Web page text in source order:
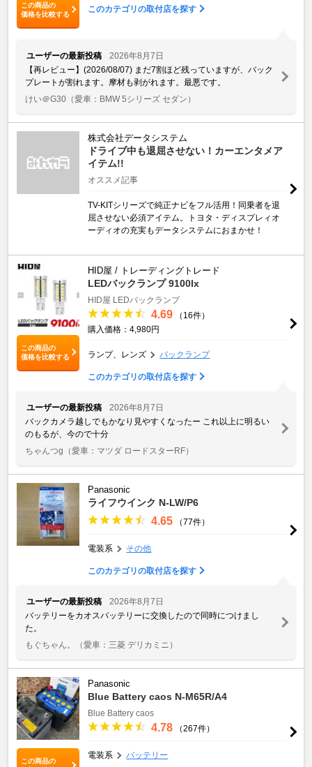
この商品の
価格を比較する
このカテゴリの取付店を探す
ユーザーの最新投稿
2026年8月7日
【再レビュー】(2026/08/07) まだ7割ほど残っていますが、バック
プレートが割れます。摩材も剥がれます。最悪です。
けい＠G30 （愛車：BMW 5シリーズ セダン）
株式会社データシステム
ドライブ中も退屈させない！カーエンタメア
イテム!!
オススメ記事
TV-KITシリーズで純正ナビをフル活用！同乗者を退
屈させない必須アイテム。トヨタ・ディスプレィオ
ーディオの充実もデータシステムにおまかせ！
この商品の
価格を比較する
HID屋 / トレーディングトレード
LEDバックランプ 9100lx
HID屋 LEDバックランプ
4.69
（16件）
購入価格：4,980円
ランプ、レンズ バックランプ
このカテゴリの取付店を探す
ユーザーの最新投稿
2026年8月7日
バックカメラ越しでもかなり見やすくなったー これ以上に明るい
のもるが、今ので十分
ちゃんつg （愛車：マツダ ロードスターRF）
Panasonic
ライフウインク N-LW/P6
4.65 （77件）
電装系 その他
このカテゴリの取付店を探す
ユーザーの最新投稿
2026年8月7日
バッテリーをカオスバッテリーに交換したので同時につけまし
た。
もぐちゃん。
（愛車：三菱 デリカミニ）
この商品の
Panasonic
Blue Battery caos N-M65R/A4
Blue Battery caos
4.78 （267件）
電装系 バッテリー